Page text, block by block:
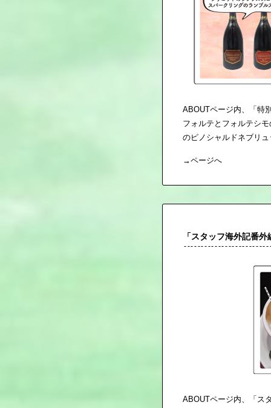
ABOUTページ内、「特
フォルテとフォルテシ
のピノシャルドネブリ
→ページへ
「スタッフ海外記番
ABOUTページ内、「ス